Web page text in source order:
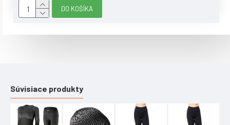
DO KOŠÍKA
Súvisiace produkty